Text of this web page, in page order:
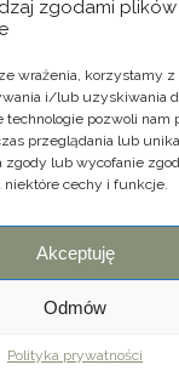
zgodami plików
wrażenia, korzystamy
i/lub uzyskiwania
pozwoli nam
przeglądania lub
zgody lub wycofanie
cechy i funkcje.
Akceptuję
Odmów
Polityka prywatności